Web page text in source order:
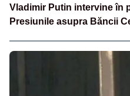
Vladimir Putin intervine în
Presiunile asupra Băncii